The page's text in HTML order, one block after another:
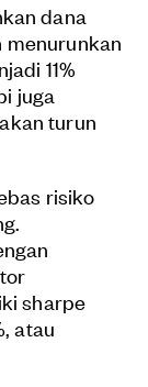
dana
menurunkan
11%
juga
turun
risiko
sharpe
atau